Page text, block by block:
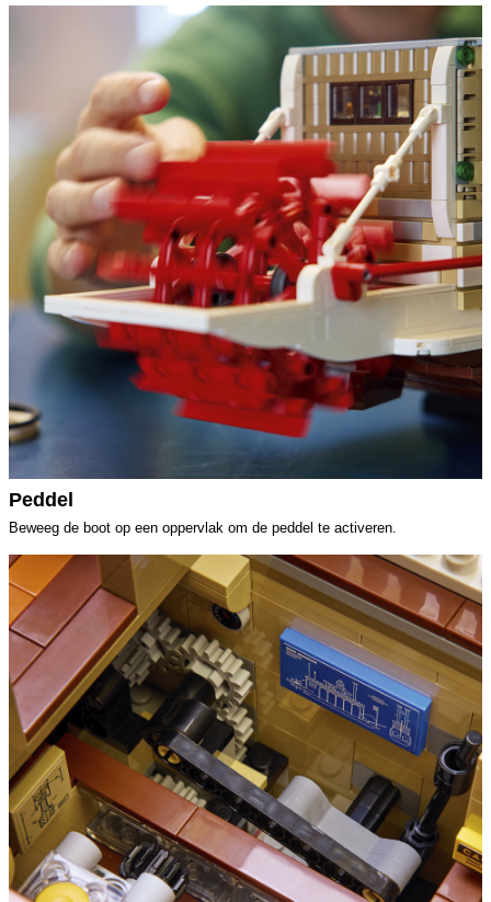
Peddel
Beweeg de boot op een oppervlak om de peddel te activeren.